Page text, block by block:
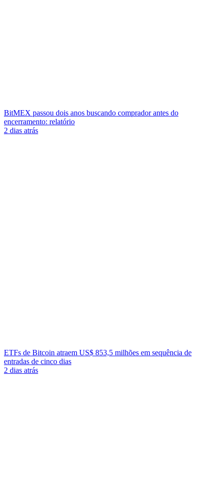
BitMEX passou dois anos buscando comprador antes do
encerramento: relatório
2 dias atrás
ETFs de Bitcoin atraem US$ 853,5 milhões em sequência de
entradas de cinco dias
2 dias atrás